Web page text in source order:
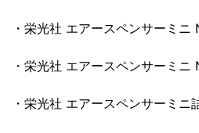
・栄光社 エアースペンサーミニ
・栄光社 エアースペンサーミニ
・栄光社 エアースペンサーミニ